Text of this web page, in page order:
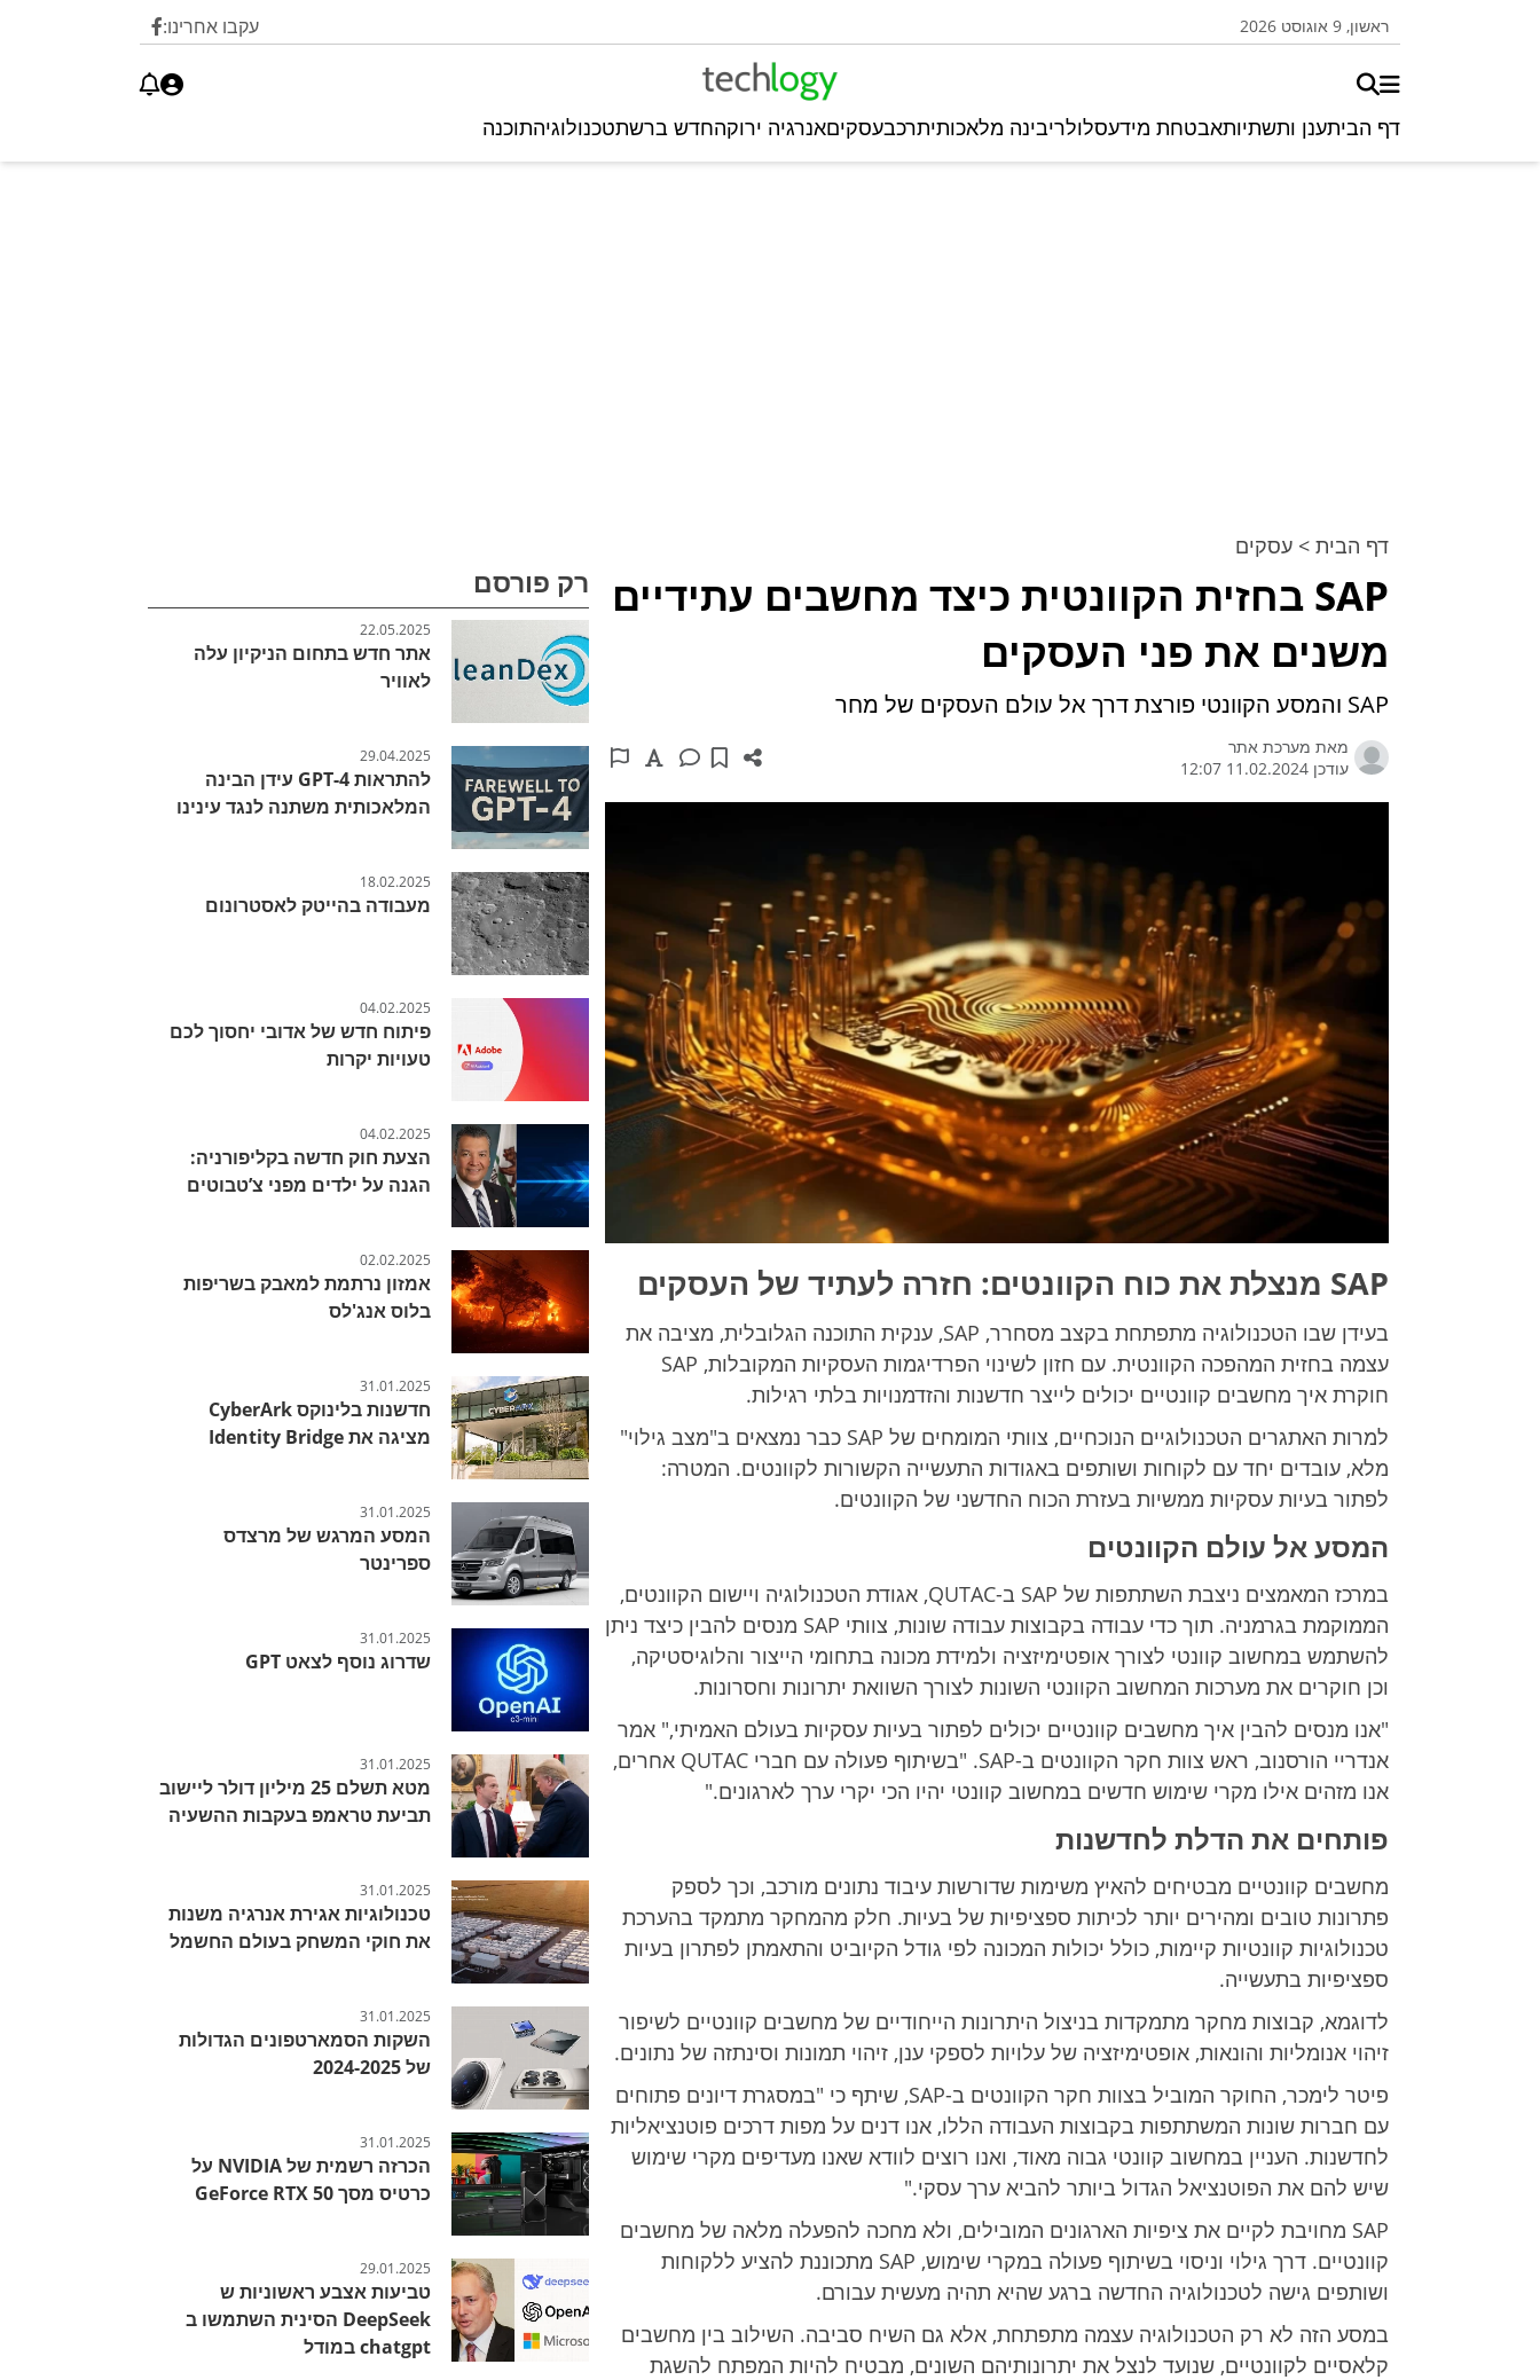
ראשון, 9 אוגוסט 2026 עקבו אחרינו:
דף הביתענן ותשתיותאבטחת מידעסלולריבינה מלאכותיתרכבעסקיםאנרגיה ירוקהחדש ברשתטכנולוגיהתוכנה
דף הבית > עסקים
SAP בחזית הקוונטית כיצד מחשבים עתידיים
משנים את פני העסקים
SAP והמסע הקוונטי פורצת דרך אל עולם העסקים של מחר
מאת מערכת אתר
עודכן 11.02.2024 12:07
quantum
SAP מנצלת את כוח הקוונטים: חזרה לעתיד של העסקים
בעידן שבו הטכנולוגיה מתפתחת בקצב מסחרר, SAP, ענקית התוכנה הגלובלית, מציבה את
עצמה בחזית המהפכה הקוונטית. עם חזון לשינוי הפרדיגמות העסקיות המקובלות, SAP
חוקרת איך מחשבים קוונטיים יכולים לייצר חדשנות והזדמנויות בלתי רגילות.
למרות האתגרים הטכנולוגיים הנוכחיים, צוותי המומחים של SAP כבר נמצאים ב"מצב גילוי"
מלא, עובדים יחד עם לקוחות ושותפים באגודות התעשייה הקשורות לקוונטים. המטרה:
לפתור בעיות עסקיות ממשיות בעזרת הכוח החדשני של הקוונטים.
המסע אל עולם הקוונטים
במרכז המאמצים ניצבת השתתפות של SAP ב-QUTAC, אגודת הטכנולוגיה ויישום הקוונטים,
הממוקמת בגרמניה. תוך כדי עבודה בקבוצות עבודה שונות, צוותי SAP מנסים להבין כיצד ניתן
להשתמש במחשוב קוונטי לצורך אופטימיזציה ולמידת מכונה בתחומי הייצור והלוגיסטיקה,
וכן חוקרים את מערכות המחשוב הקוונטי השונות לצורך השוואת יתרונות וחסרונות.
"אנו מנסים להבין איך מחשבים קוונטיים יכולים לפתור בעיות עסקיות בעולם האמיתי," אמר
אנדריי הורסנוב, ראש צוות חקר הקוונטים ב-SAP. "בשיתוף פעולה עם חברי QUTAC אחרים,
אנו מזהים אילו מקרי שימוש חדשים במחשוב קוונטי יהיו הכי יקרי ערך לארגונים."
פותחים את הדלת לחדשנות
מחשבים קוונטיים מבטיחים להאיץ משימות שדורשות עיבוד נתונים מורכב, וכך לספק
פתרונות טובים ומהירים יותר לכיתות ספציפיות של בעיות. חלק מהמחקר מתמקד בהערכת
טכנולוגיות קוונטיות קיימות, כולל יכולות המכונה לפי גודל הקיוביט והתאמתן לפתרון בעיות
ספציפיות בתעשייה.
לדוגמא, קבוצות מחקר מתמקדות בניצול היתרונות הייחודיים של מחשבים קוונטיים לשיפור
זיהוי אנומליות והונאות, אופטימיזציה של עלויות לספקי ענן, זיהוי תמונות וסינתזה של נתונים.
פיטר לימכר, החוקר המוביל בצוות חקר הקוונטים ב-SAP, שיתף כי "במסגרת דיונים פתוחים
עם חברות שונות המשתתפות בקבוצות העבודה הללו, אנו דנים על מפות דרכים פוטנציאליות
לחדשנות. העניין במחשוב קוונטי גבוה מאוד, ואנו רוצים לוודא שאנו מעדיפים מקרי שימוש
שיש להם את הפוטנציאל הגדול ביותר להביא ערך עסקי."
SAP מחויבת לקיים את ציפיות הארגונים המובילים, ולא מחכה להפעלה מלאה של מחשבים
קוונטיים. דרך גילוי וניסוי בשיתוף פעולה במקרי שימוש, SAP מתכוננת להציע ללקוחות
ושותפים גישה לטכנולוגיה החדשה ברגע שהיא תהיה מעשית עבורם.
במסע הזה לא רק הטכנולוגיה עצמה מתפתחת, אלא גם השיח סביבה. השילוב בין מחשבים
קלאסיים לקוונטיים, שנועד לנצל את יתרונותיהם השונים, מבטיח להיות המפתח להשגת
רק פורסם
22.05.2025
אתר חדש בתחום הניקיון עלה
לאוויר
29.04.2025
להתראות GPT-4 עידן הבינה
המלאכותית משתנה לנגד עינינו
18.02.2025
מעבודה בהייטק לאסטרונום
04.02.2025
פיתוח חדש של אדובי יחסוך לכם
טעויות יקרות
04.02.2025
הצעת חוק חדשה בקליפורניה:
הגנה על ילדים מפני צ’טבוטים
02.02.2025
אמזון נרתמת למאבק בשריפות
בלוס אנג'לס
31.01.2025
חדשנות בלינוקס CyberArk
מציגה את Identity Bridge
31.01.2025
המסע המרגש של מרצדס
ספרינטר
31.01.2025
שדרוג נוסף לצאט GPT
31.01.2025
מטא תשלם 25 מיליון דולר ליישוב
תביעת טראמפ בעקבות ההשעיה
31.01.2025
טכנולוגיות אגירת אנרגיה משנות
את חוקי המשחק בעולם החשמל
31.01.2025
השקות הסמארטפונים הגדולות
של 2024-2025
31.01.2025
הכרזה רשמית של NVIDIA על
כרטיס מסך GeForce RTX 50
29.01.2025
טביעות אצבע ראשוניות ש
DeepSeek הסינית השתמשו ב
chatgpt במודל